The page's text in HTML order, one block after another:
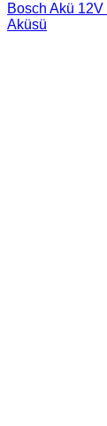
Bosch Akü
Aküsü